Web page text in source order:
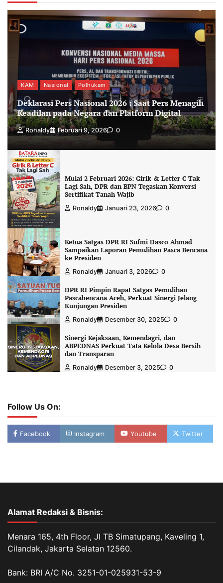
KAM Nasional Polhukam
Deklarasi Pers Nasional 2026 : Saat Pers Menagih
Keadilan pada Negara dan Platform Digital
Ronaldy Februari 9, 2026 0
Mulai 2 Februari 2026: Girik & Letter C Tak
Lagi Sah, DPR dan BPN Tegaskan Konversi
Sertifikat Tanah Wajib
Ronaldy Januari 23, 2026 0
Ketua Satgas DPR RI Sufmi Dasco Ahmad
Sampaikan Laporan Pemulihan Pasca Bencana
ke Presiden
Ronaldy Januari 3, 2026 0
DPR RI Pimpin Rapat Satgas Pemulihan
Pascabencana Aceh, Perkuat Sinergi Jelang
Kunjungan Presiden
Ronaldy Desember 30, 2025 0
Sinergi Kejaksaan, Kemendagri, dan
ABPEDNAS Perkuat Tata Kelola Desa Bersih
dan Transparan
Ronaldy Desember 3, 2025 0
Follow Us On:
Facebook Instagram Youtube Twitter
Alamat Redaksi & Bisnis:
Menara 165, 4th Floor, Jl TB Simatupang, Kaveling 1,
Cilandak, Jakarta Selatan 12560.
Bank: BRI A/C No. 3251-01-025931-53-9